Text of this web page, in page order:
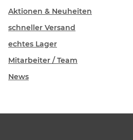
Aktionen & Neuheiten
schneller Versand
echtes Lager
Mitarbeiter / Team
News